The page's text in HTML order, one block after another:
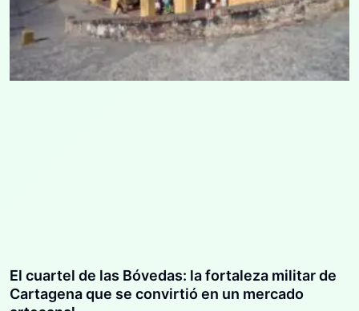
El cuartel de las Bóvedas: la fortaleza militar de
Cartagena que se convirtió en un mercado